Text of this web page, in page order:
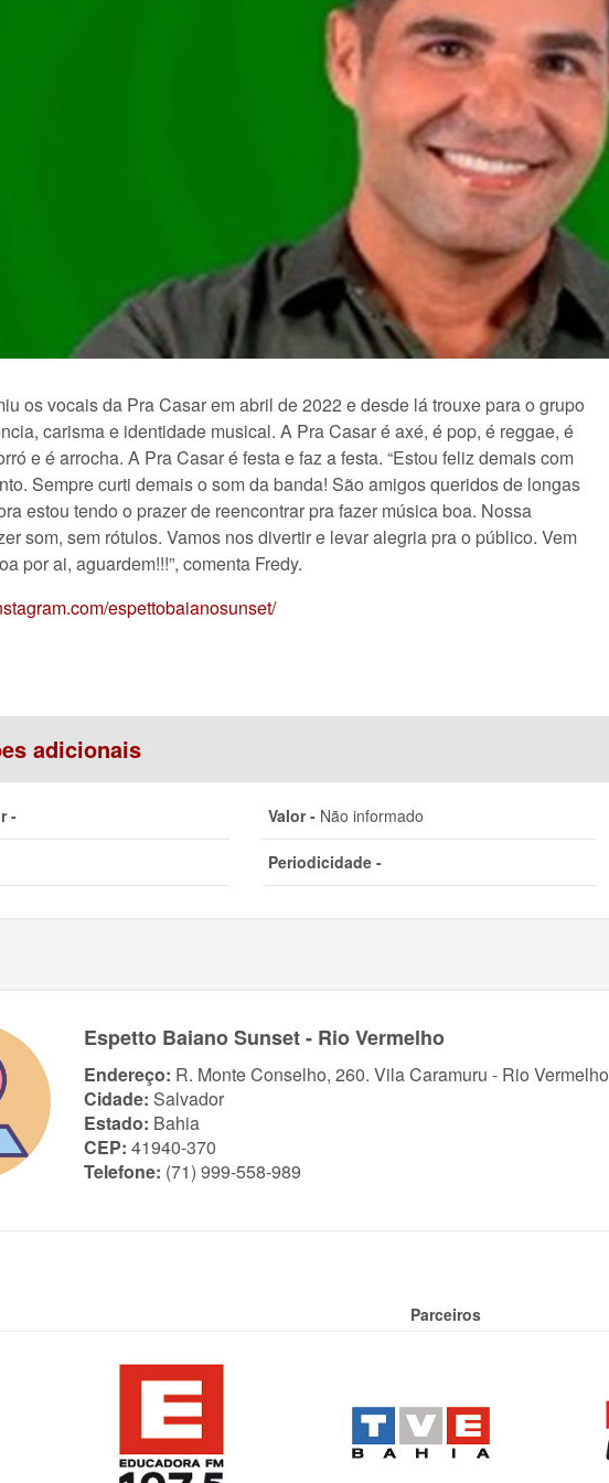
os vocais da Pra Casar em abril de 2022 e desde lá trouxe para o grupo
carisma e identidade musical. A Pra Casar é axé, é pop, é reggae, é
e é arrocha. A Pra Casar é festa e faz a festa. “Estou feliz demais com
Sempre curti demais o som da banda! São amigos queridos de longas
estou tendo o prazer de reencontrar pra fazer música boa. Nossa
som, sem rótulos. Vamos nos divertir e levar alegria pra o público. Vem
por ai, aguardem!!!”, comenta Fredy.
espettobaianosunset/
adicionais
- Valor -Não informado
Periodicidade -
Espetto Baiano Sunset - Rio Vermelho
Endereço: R. Monte Conselho, 260. Vila Caramuru - Rio Vermelho
Cidade: Salvador
Estado: Bahia
CEP: 41940-370
Telefone: (71) 999-558-989
Parceiros